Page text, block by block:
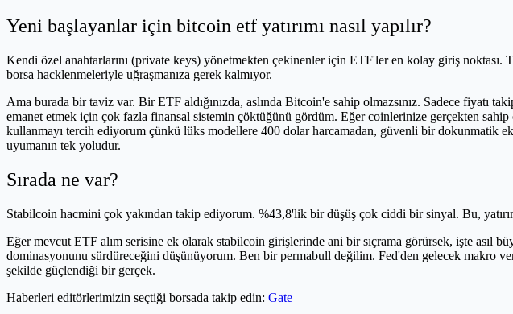
Yeni başlayanlar için bitcoin etf yatırımı nasıl yapılır?
Kendi özel anahtarlarını (private keys) yönetmekten çekinenler için ETF'ler en kolay giriş noktası.
borsa hacklenmeleriyle uğraşmanıza gerek kalmıyor.
Ama burada bir taviz var. Bir ETF aldığınızda, aslında Bitcoin'e sahip olmazsınız. Sadece fiyatı
emanet etmek için çok fazla finansal sistemin çöktüğünü gördüm. Eğer coinlerinize gerçekten sahip
kullanmayı tercih ediyorum çünkü lüks modellere 400 dolar harcamadan, güvenli bir dokunmatik
uyumanın tek yoludur.
Sırada ne var?
Stabilcoin hacmini çok yakından takip ediyorum. %43,8'lik bir düşüş çok ciddi bir sinyal. Bu,
Eğer mevcut ETF alım serisine ek olarak stabilcoin girişlerinde ani bir sıçrama görürsek, işte asıl
dominasyonunu sürdüreceğini düşünüyorum. Ben bir permabull değilim. Fed'den gelecek makro
şekilde güçlendiği bir gerçek.
Haberleri editörlerimizin seçtiği borsada takip edin: Gate